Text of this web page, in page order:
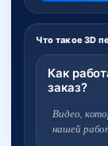
Что такое 3D
Как
заказ?
Видео,
нашей